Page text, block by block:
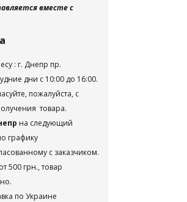
вместе с
: г. Днепр пр.
дни с 10:00 до 16:00.
пожалуйста, с
товара.
на следующий
графику
с заказчиком.
500 грн., товар
по Украине